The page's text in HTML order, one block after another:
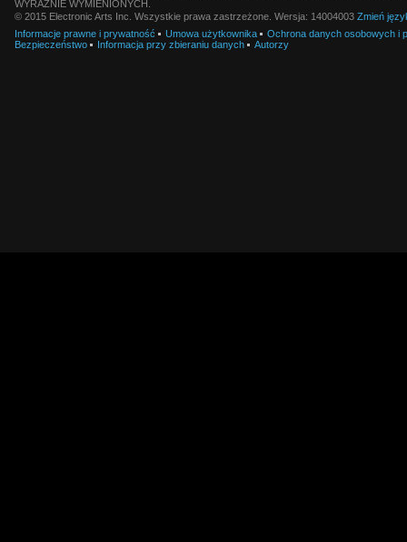
WYRAŹNIE WYMIENIONYCH.
© 2015 Electronic Arts Inc. Wszystkie prawa zastrzeżone. Wersja: 14004003 Zmień
Informacje prawne i prywatność
Umowa użytkownika
Ochrona danych osobowych i
Bezpieczeństwo
Informacja przy zbieraniu danych Autorzy